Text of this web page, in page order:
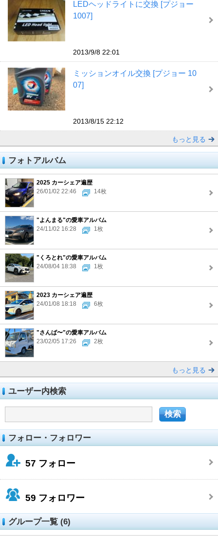
LEDヘッドライトに交換 [プジョー
1007]
2013/9/8 22:01
ミッションオイル交換 [プジョー 10
07]
2013/8/15 22:12
もっと見る
フォトアルバム
2025 カーシェア遍歴
26/01/02 22:46
14枚
"よんまる"の愛車アルバム
24/11/02 16:28
1枚
"くろとれ"の愛車アルバム
24/08/04 18:38
1枚
2023 カーシェア遍歴
24/01/08 18:18
6枚
"さんば〜"の愛車アルバム
23/02/05 17:26
2枚
もっと見る
ユーザー内検索
フォロー・フォロワー
57 フォロー
59 フォロワー
グループ一覧 (6)